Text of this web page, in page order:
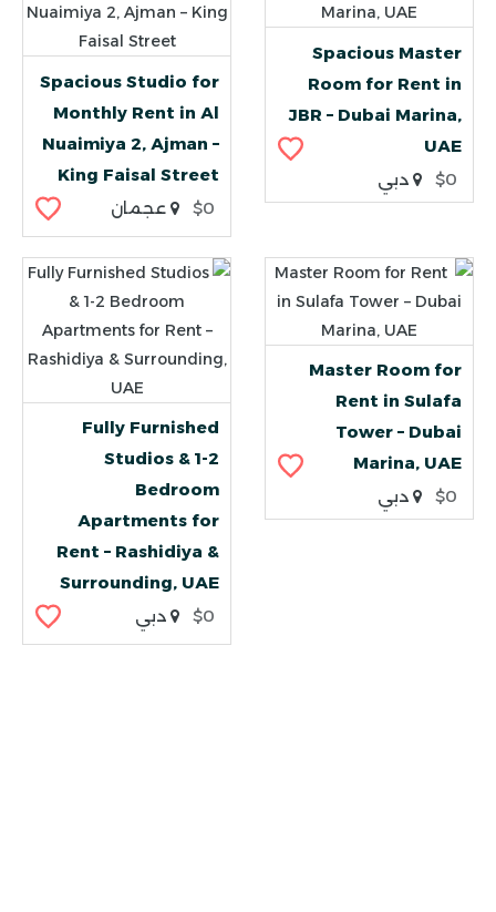
Spacious Master
Room for Rent in
JBR – Dubai Marina,
UAE
$0
دبي
Spacious Studio for
Monthly Rent in Al
Nuaimiya 2, Ajman –
King Faisal Street
$0
عجمان
Master Room for
Rent in Sulafa
Tower – Dubai
Marina, UAE
$0
دبي
Fully Furnished
Studios & 1-2
Bedroom
Apartments for
Rent – Rashidiya &
Surrounding, UAE
$0
دبي